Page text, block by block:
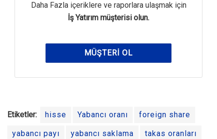
Daha Fazla içeriklere ve raporlara ulaşmak için
İş Yatırım müşterisi olun.
MÜŞTERI OL
Etiketler: hisse Yabancı oranı foreign share
yabancı payı yabancı saklama takas oranları